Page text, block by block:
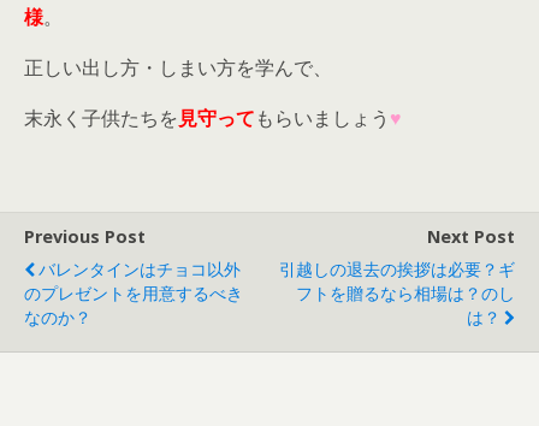
様。
正しい出し方・しまい方を学んで、
末永く子供たちを 見守ってもらいましょう ♥
Previous Post
バレンタインはチョコ以外
のプレゼントを用意するべき
なのか？
Next Post
引越しの退去の挨拶は必要？ギ
フトを贈るなら相場は？のし
は？